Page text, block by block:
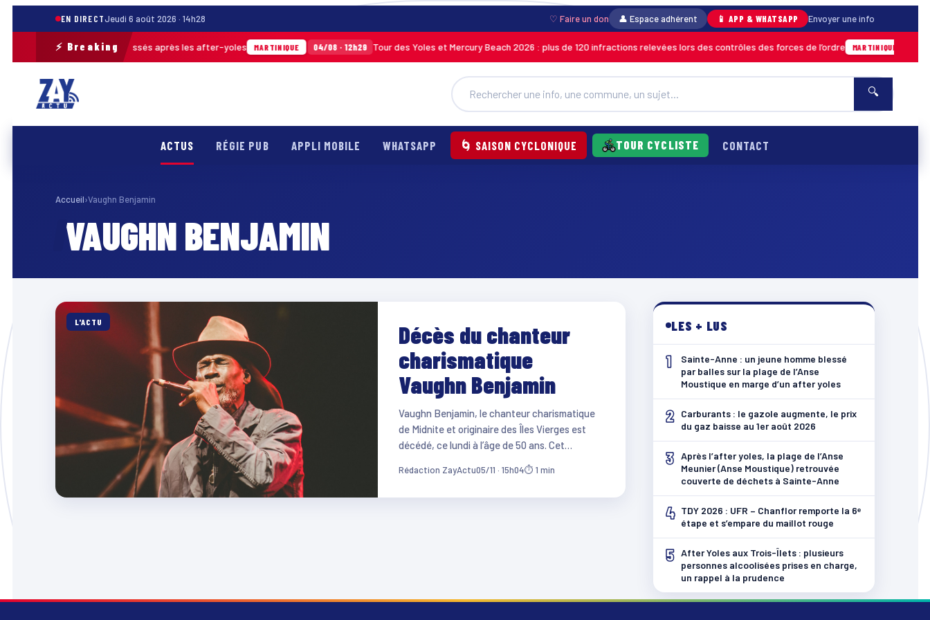
EN DIRECTJeudi 6 août 2026 · 14h28 ♡ Faire un don 👤 Espace adhérent 📱 APP & WHATSAPP Envoyer une info
⚡ Breaking
de 30 m³ de déchets ramassés après les after-yoles MARTINIQUE 04/08 · 12h29 Tour des Yoles et Mercury Beach 2026 : plus de 120 infractions relevées lors des contrôles des forces de l’ordre MARTINIQUE
🔍
ACTUS RÉGIE PUB APPLI MOBILE WHATSAPP 🌀 SAISON CYCLONIQUE TOUR CYCLISTE CONTACT
Accueil›Vaughn Benjamin
VAUGHN BENJAMIN
L'ACTU
Décès du chanteur
charismatique
Vaughn Benjamin
Vaughn Benjamin, le chanteur charismatique
de Midnite et originaire des Îles Vierges est
décédé, ce lundi à l’âge de 50 ans. Cet…
Rédaction ZayActu05/11 · 15h04⏱ 1 min
LES + LUS
1
Sainte-Anne : un jeune homme blessé
par balles sur la plage de l’Anse
Moustique en marge d’un after yoles
2
Carburants : le gazole augmente, le prix
du gaz baisse au 1er août 2026
3 Après l’after yoles, la plage de l’Anse
Meunier (Anse Moustique) retrouvée
couverte de déchets à Sainte-Anne
4 TDY 2026 : UFR – Chanflor remporte la 6ᵉ
étape et s’empare du maillot rouge
5 After Yoles aux Trois-Îlets : plusieurs
personnes alcoolisées prises en charge,
un rappel à la prudence